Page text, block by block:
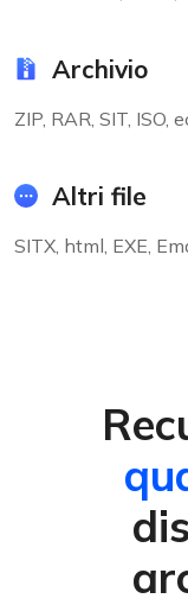
Archivio
ZIP, RAR, SIT, ISO,
Altri file
SITX, html, EXE,